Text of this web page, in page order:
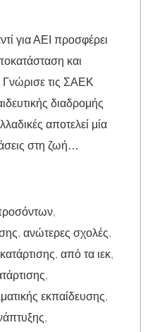
για ΑΕΙ προσφέρει
και
τις ΣΑΕΚ
διαδρομής
αποτελεί μία
στη ζωή…
,
, ανώτερες σχολές,
, από τα ιεκ,
,
εκπαίδευσης,
,